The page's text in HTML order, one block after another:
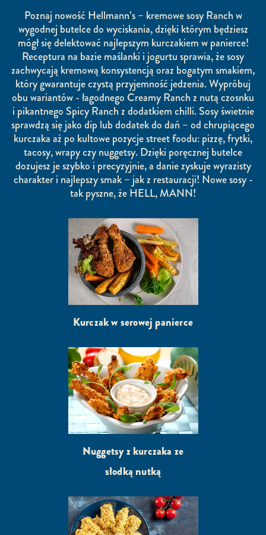
Poznaj nowość Hellmann’s – kremowe sosy Ranch w
wygodnej butelce do wyciskania, dzięki którym będziesz
mógł się delektować najlepszym kurczakiem w panierce!
Receptura na bazie maślanki i jogurtu sprawia, że sosy
zachwycają kremową konsystencją oraz bogatym smakiem,
który gwarantuje czystą przyjemność jedzenia. Wypróbuj
obu wariantów - łagodnego Creamy Ranch z nutą czosnku
i pikantnego Spicy Ranch z dodatkiem chilli. Sosy świetnie
sprawdzą się jako dip lub dodatek do dań – od chrupiącego
kurczaka aż po kultowe pozycje street foodu: pizzę, frytki,
tacosy, wrapy czy nuggetsy. Dzięki poręcznej butelce
dozujesz je szybko i precyzyjnie, a danie zyskuje wyrazisty
charakter i najlepszy smak – jak z restauracji! Nowe sosy -
tak pyszne, że HELL, MANN!
Kurczak w serowej panierce
Nuggetsy z kurczaka ze
słodką nutką